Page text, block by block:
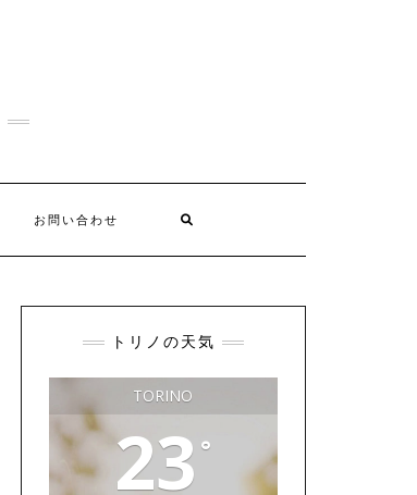
お問い合わせ
トリノの天気
TORINO
23 °